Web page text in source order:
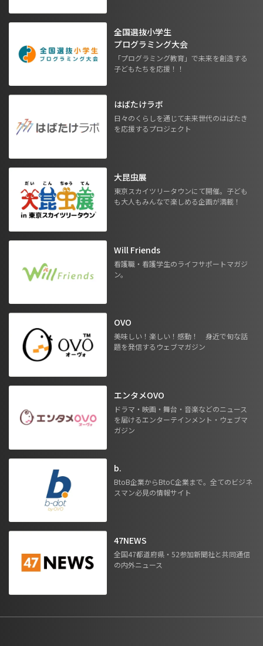
全国選抜小学生
プログラミング大会
「プログラミング教育」で未来を創造する
子どもたちを応援！！
はばたけラボ
日々のくらしを通じて未来世代のはばたき
を応援するプロジェクト
大昆虫展
東京スカイツリータウンにて開催。子ども
も大人もみんなで楽しめる企画が満載！
Will Friends
看護職・看護学生のライフサポートマガジ
ン。
OVO
美味しい！楽しい！感動！ 身近で旬な話
題を発信するウェブマガジン
エンタメOVO
ドラマ・映画・舞台・音楽などのニュース
を届けるエンターテインメント・ウェブマ
ガジン
b.
BtoB企業からBtoC企業まで。全てのビジネ
スマン必見の情報サイト
47NEWS
全国47都道府県・52参加新聞社と共同通信
の内外ニュース